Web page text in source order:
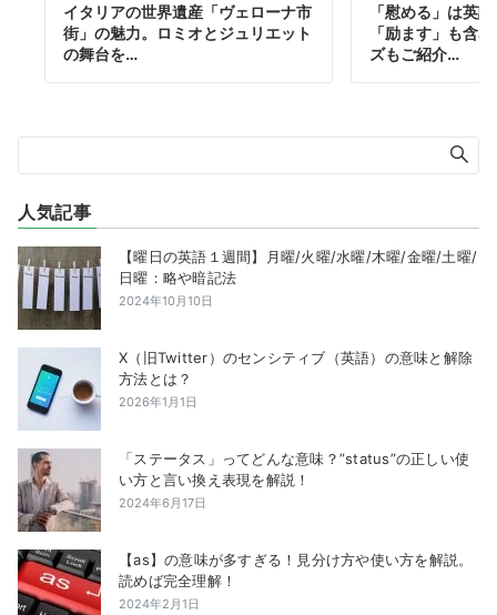
イタリアの世界遺産「ヴェローナ市
街」の魅力。ロミオとジュリエット
の舞台を…
「慰める」は英
「励ます」も含
ズもご紹介…
人気記事
【曜日の英語１週間】月曜/火曜/水曜/木曜/金曜/土曜/
日曜：略や暗記法
2024年10月10日
X（旧Twitter）のセンシティブ（英語）の意味と解除
方法とは？
2026年1月1日
「ステータス」ってどんな意味？”status”の正しい使
い方と言い換え表現を解説！
2024年6月17日
【as】の意味が多すぎる！見分け方や使い方を解説。
読めば完全理解！
2024年2月1日